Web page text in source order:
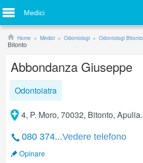
Medici
Home Medici Odontologi Odontologi Bitonto
Bitonto
Abbondanza Giuseppe
Odontoiatra
4, P. Moro, 70032, Bitonto, Apulia.
080 374...Vedere telefono
Opinare